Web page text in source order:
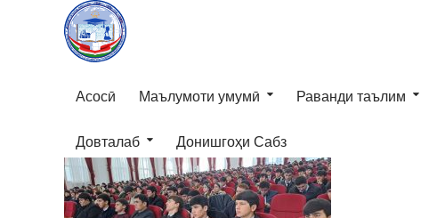
Асосӣ Маълумоти умумӣ Раванди таълим
Довталаб Донишгоҳи Сабз